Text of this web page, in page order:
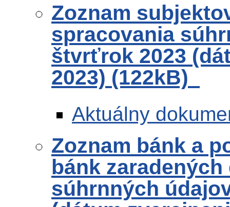
Zoznam
spracovania
štvrťrok 2023
2023) (122kB)
Aktuálny
Zoznam bánk a
bánk
súhrnných